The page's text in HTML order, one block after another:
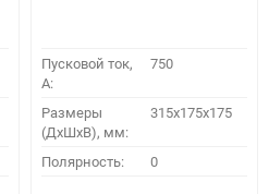
Пусковой ток,
A:
750
Размеры
(ДхШхВ), мм:
315x175x175
Полярность: 0